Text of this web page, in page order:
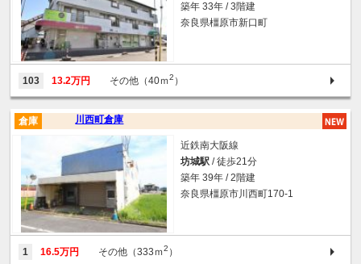
築年 33年 / 3階建
奈良県橿原市新口町
103 13.2万円 その他（40ｍ2 ）
川西町倉庫
倉庫
近鉄南大阪線
坊城駅 / 徒歩21分
築年 39年 / 2階建
奈良県橿原市川西町170-1
1 16.5万円 その他（333ｍ2 ）